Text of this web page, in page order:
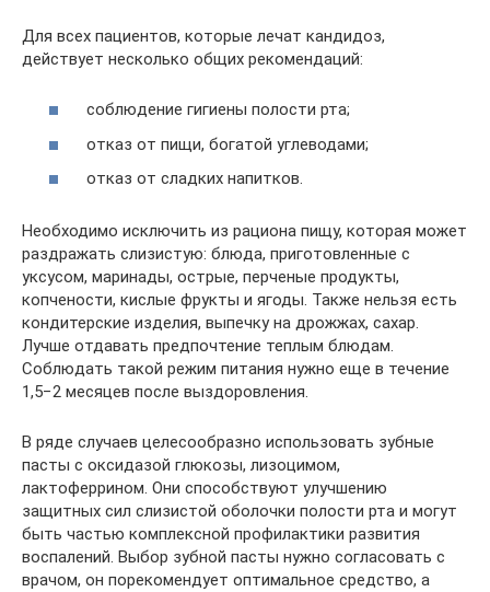
Для всех пациентов, которые лечат кандидоз,
действует несколько общих рекомендаций:
соблюдение гигиены полости рта;
отказ от пищи, богатой углеводами;
отказ от сладких напитков.
Необходимо исключить из рациона пищу, которая может
раздражать слизистую: блюда, приготовленные с
уксусом, маринады, острые, перченые продукты,
копчености, кислые фрукты и ягоды. Также нельзя есть
кондитерские изделия, выпечку на дрожжах, сахар.
Лучше отдавать предпочтение теплым блюдам.
Соблюдать такой режим питания нужно еще в течение
1,5−2 месяцев после выздоровления.
В ряде случаев целесообразно использовать зубные
пасты с оксидазой глюкозы, лизоцимом,
лактоферрином. Они способствуют улучшению
защитных сил слизистой оболочки полости рта и могут
быть частью комплексной профилактики развития
воспалений. Выбор зубной пасты нужно согласовать с
врачом, он порекомендует оптимальное средство, а